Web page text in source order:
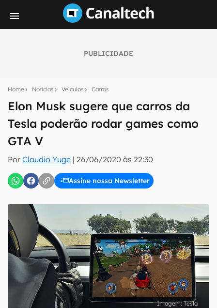
PUBLICIDADE
Home Notícias Veículos Carros
Elon Musk sugere que carros da
Tesla poderão rodar games como
GTA V
Por Claudio Yuge | 26/06/2020 às 22:30
Assine nossa Newsletter
notícias e reviews sobre tecnologia em primeira
mão.
E-mail
inscreva-se
Uso e Política de Privacidade do Canaltech.
Tesla